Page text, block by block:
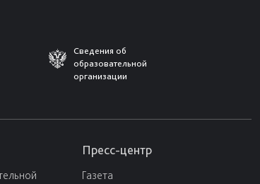
Сведения об
образовательной
организации
Пресс-центр
Газета